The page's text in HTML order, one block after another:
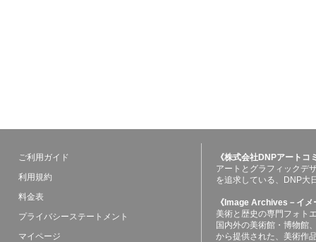
ご利用ガイド
利用規約
料金表
プライバシーステートメント
マイページ
《株式会社DNPアート
アートとグラフィックデ
を追求している、DNP大
《Image Archives－イ
美術と歴史の専門フォト
国内外の美術館・博物館
から提供された、美術作